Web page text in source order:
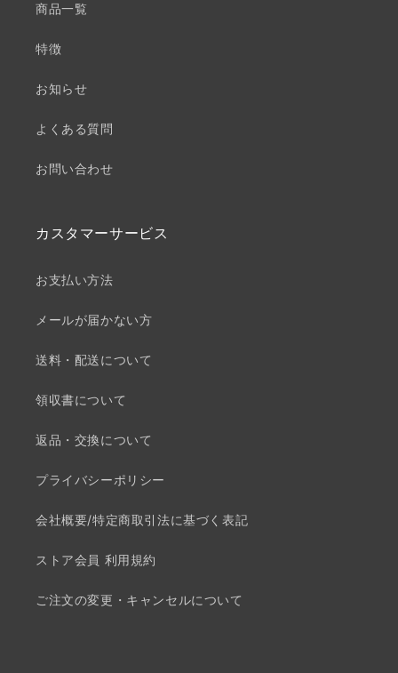
商品一覧
特徴
お知らせ
よくある質問
お問い合わせ
カスタマーサービス
お支払い方法
メールが届かない方
送料・配送について
領収書について
返品・交換について
プライバシーポリシー
会社概要/特定商取引法に基づく表記
ストア会員 利用規約
ご注文の変更・キャンセルについて